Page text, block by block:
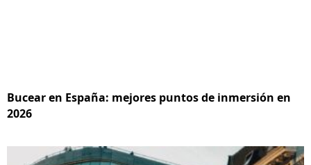
Bucear en España: mejores puntos de inmersión en
2026